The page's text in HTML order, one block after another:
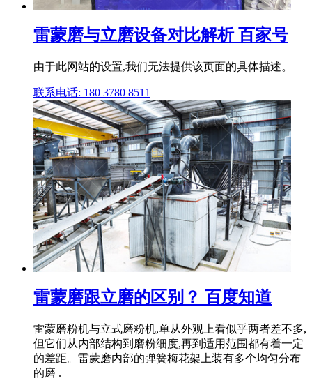
雷蒙磨与立磨设备对比解析 百家号
由于此网站的设置,我们无法提供该页面的具体描述。
联系电话: 180 3780 8511
雷蒙磨跟立磨的区别？ 百度知道
雷蒙磨粉机与立式磨粉机,单从外观上看似乎两者差不多,
但它们从内部结构到磨粉细度,再到适用范围都有着一定
的差距。雷蒙磨内部的弹簧梅花架上装有多个均匀分布
的磨 .